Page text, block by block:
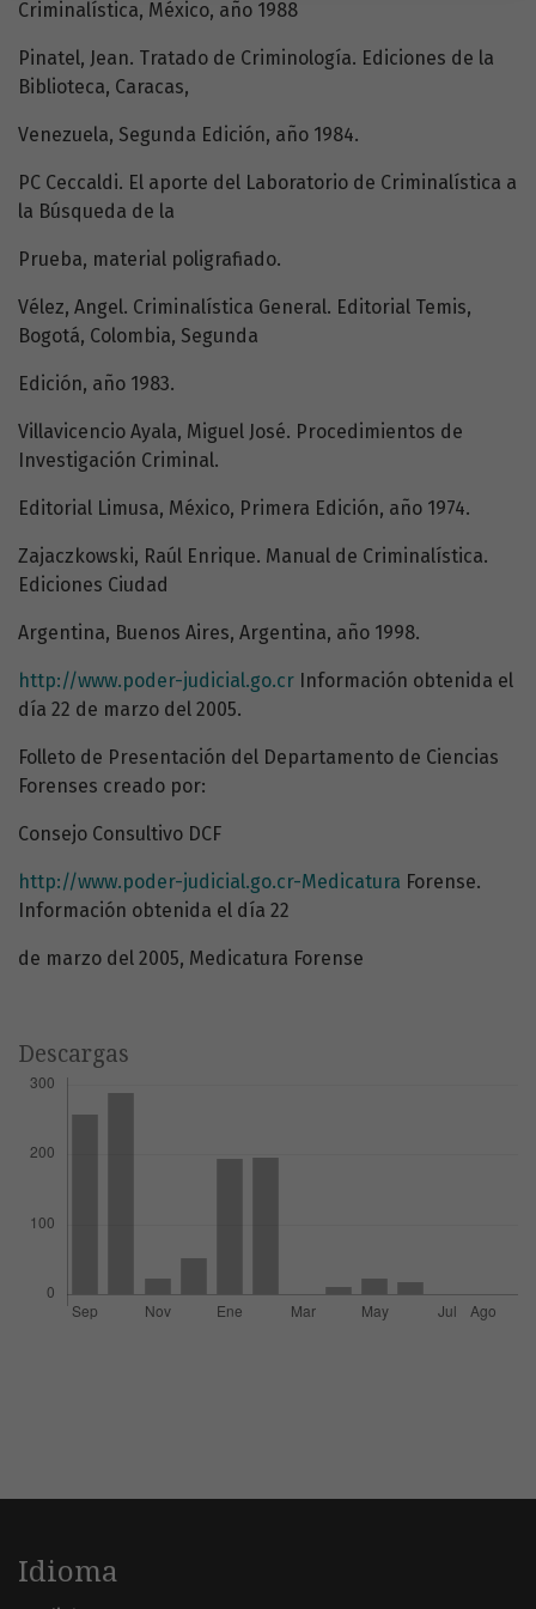
Criminalística, México, año 1988
Pinatel, Jean. Tratado de Criminología. Ediciones de la
Biblioteca, Caracas,
Venezuela, Segunda Edición, año 1984.
PC Ceccaldi. El aporte del Laboratorio de Criminalística a
la Búsqueda de la
Prueba, material poligrafiado.
Vélez, Angel. Criminalística General. Editorial Temis,
Bogotá, Colombia, Segunda
Edición, año 1983.
Villavicencio Ayala, Miguel José. Procedimientos de
Investigación Criminal.
Editorial Limusa, México, Primera Edición, año 1974.
Zajaczkowski, Raúl Enrique. Manual de Criminalística.
Ediciones Ciudad
Argentina, Buenos Aires, Argentina, año 1998.
http://www.poder-judicial.go.cr Información obtenida el
día 22 de marzo del 2005.
Folleto de Presentación del Departamento de Ciencias
Forenses creado por:
Consejo Consultivo DCF
http://www.poder-judicial.go.cr-Medicatura Forense.
Información obtenida el día 22
de marzo del 2005, Medicatura Forense
Descargas
Idioma